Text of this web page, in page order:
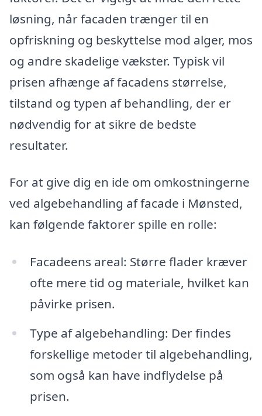
løsning, når facaden trænger til en
opfriskning og beskyttelse mod alger, mos
og andre skadelige vækster. Typisk vil
prisen afhænge af facadens størrelse,
tilstand og typen af behandling, der er
nødvendig for at sikre de bedste
resultater.
For at give dig en ide om omkostningerne
ved algebehandling af facade i Mønsted,
kan følgende faktorer spille en rolle:
Facadeens areal: Større flader kræver
ofte mere tid og materiale, hvilket kan
påvirke prisen.
Type af algebehandling: Der findes
forskellige metoder til algebehandling,
som også kan have indflydelse på
prisen.